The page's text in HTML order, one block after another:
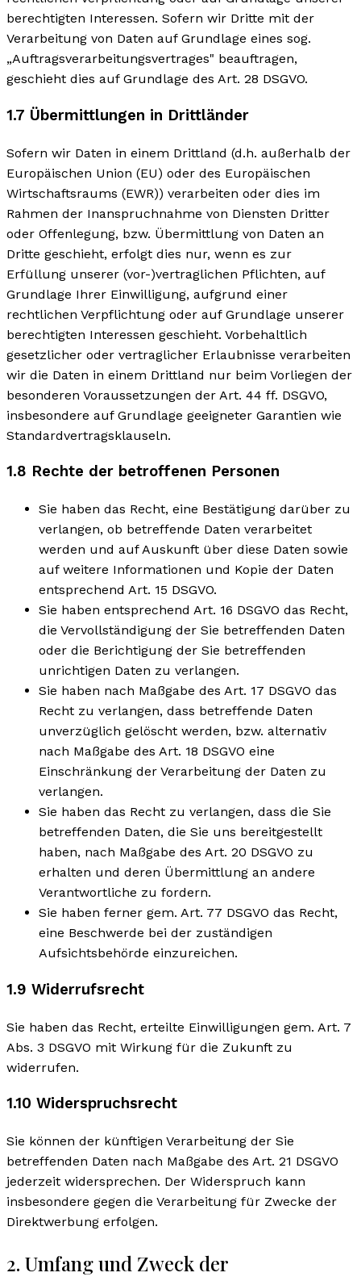
berechtigten Interessen. Sofern wir Dritte mit der
Verarbeitung von Daten auf Grundlage eines sog.
„Auftragsverarbeitungsvertrages" beauftragen,
geschieht dies auf Grundlage des Art. 28 DSGVO.
1.7 Übermittlungen in Drittländer
Sofern wir Daten in einem Drittland (d.h. außerhalb der
Europäischen Union (EU) oder des Europäischen
Wirtschaftsraums (EWR)) verarbeiten oder dies im
Rahmen der Inanspruchnahme von Diensten Dritter
oder Offenlegung, bzw. Übermittlung von Daten an
Dritte geschieht, erfolgt dies nur, wenn es zur
Erfüllung unserer (vor-)vertraglichen Pflichten, auf
Grundlage Ihrer Einwilligung, aufgrund einer
rechtlichen Verpflichtung oder auf Grundlage unserer
berechtigten Interessen geschieht. Vorbehaltlich
gesetzlicher oder vertraglicher Erlaubnisse verarbeiten
wir die Daten in einem Drittland nur beim Vorliegen der
besonderen Voraussetzungen der Art. 44 ff. DSGVO,
insbesondere auf Grundlage geeigneter Garantien wie
Standardvertragsklauseln.
1.8 Rechte der betroffenen Personen
Sie haben das Recht, eine Bestätigung darüber zu
verlangen, ob betreffende Daten verarbeitet
werden und auf Auskunft über diese Daten sowie
auf weitere Informationen und Kopie der Daten
entsprechend Art. 15 DSGVO.
Sie haben entsprechend Art. 16 DSGVO das Recht,
die Vervollständigung der Sie betreffenden Daten
oder die Berichtigung der Sie betreffenden
unrichtigen Daten zu verlangen.
Sie haben nach Maßgabe des Art. 17 DSGVO das
Recht zu verlangen, dass betreffende Daten
unverzüglich gelöscht werden, bzw. alternativ
nach Maßgabe des Art. 18 DSGVO eine
Einschränkung der Verarbeitung der Daten zu
verlangen.
Sie haben das Recht zu verlangen, dass die Sie
betreffenden Daten, die Sie uns bereitgestellt
haben, nach Maßgabe des Art. 20 DSGVO zu
erhalten und deren Übermittlung an andere
Verantwortliche zu fordern.
Sie haben ferner gem. Art. 77 DSGVO das Recht,
eine Beschwerde bei der zuständigen
Aufsichtsbehörde einzureichen.
1.9 Widerrufsrecht
Sie haben das Recht, erteilte Einwilligungen gem. Art. 7
Abs. 3 DSGVO mit Wirkung für die Zukunft zu
widerrufen.
1.10 Widerspruchsrecht
Sie können der künftigen Verarbeitung der Sie
betreffenden Daten nach Maßgabe des Art. 21 DSGVO
jederzeit widersprechen. Der Widerspruch kann
insbesondere gegen die Verarbeitung für Zwecke der
Direktwerbung erfolgen.
2. Umfang und Zweck der